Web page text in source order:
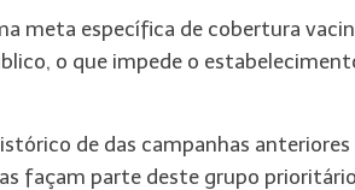
meta específica de cobertura
o que impede o
de das campanhas anteriores
façam parte deste grupo